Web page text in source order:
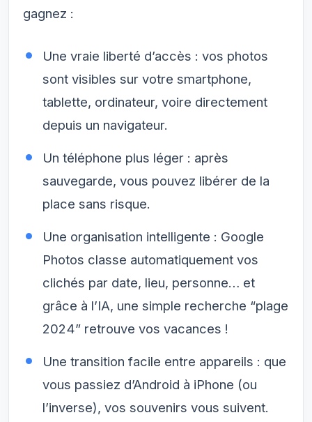
gagnez :
Une vraie liberté d’accès : vos photos
sont visibles sur votre smartphone,
tablette, ordinateur, voire directement
depuis un navigateur.
Un téléphone plus léger : après
sauvegarde, vous pouvez libérer de la
place sans risque.
Une organisation intelligente : Google
Photos classe automatiquement vos
clichés par date, lieu, personne… et
grâce à l’IA, une simple recherche “plage
2024” retrouve vos vacances !
Une transition facile entre appareils : que
vous passiez d’Android à iPhone (ou
l’inverse), vos souvenirs vous suivent.